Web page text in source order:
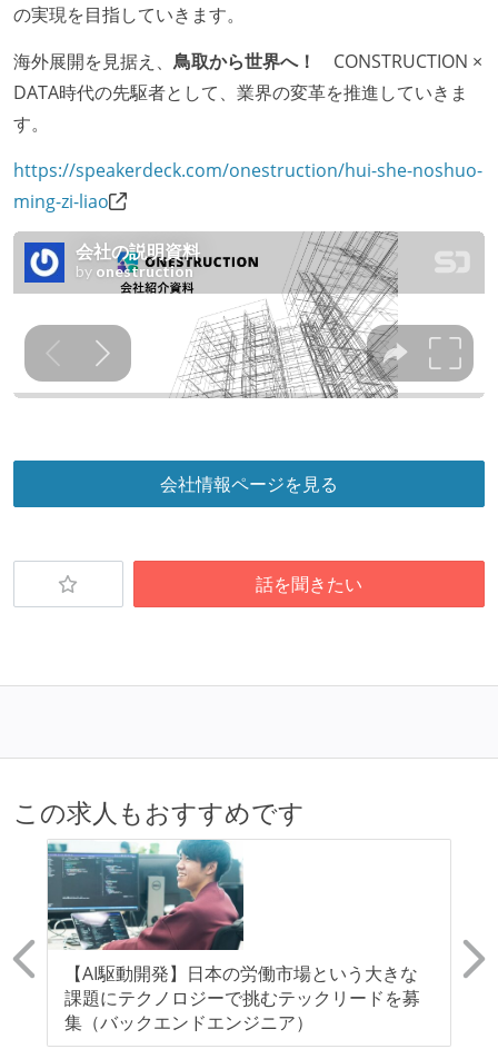
て、大規模カンファレンスへの参加を支援する制度が
ある
入社時には、各自希望のスペックの PC やディスプレ
イが支給される
職業安定法に対応する記載事項
受動喫煙防止措置：屋内禁煙
の実現を目指していきます。
海外展開を見据え、 鳥取から世界へ！
CONSTRUCTION ×
DATA時代の先駆者として、業界の変革を推進していきま
す。
https://speakerdeck.com/onestruction/hui-she-noshuo-
ming-zi-liao
会社情報ページを見る
話を聞きたい
この求人もおすすめです
【AI駆動開発】日本の労働市場という大きな
課題にテクノロジーで挑むテックリードを募
集（バックエンドエンジニア）